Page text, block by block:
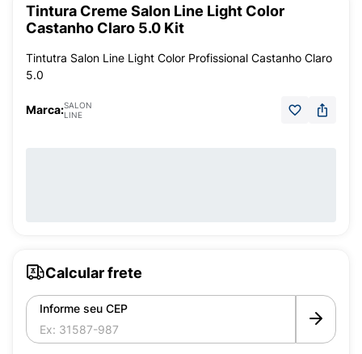
Tintura Creme Salon Line Light Color
Castanho Claro 5.0 Kit
Tintutra Salon Line Light Color Profissional Castanho Claro
5.0
Marca:SALON
LINE
Calcular frete
Informe seu CEP